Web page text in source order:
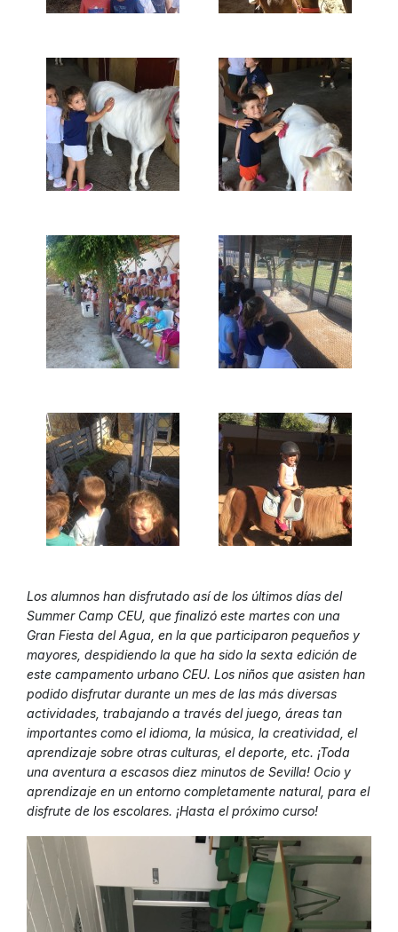
Los alumnos han disfrutado así de los últimos días del
Summer Camp CEU, que finalizó este martes con una
Gran Fiesta del Agua, en la que participaron pequeños y
mayores, despidiendo la que ha sido la sexta edición de
este campamento urbano CEU. Los niños que asisten han
podido disfrutar durante un mes de las más diversas
actividades, trabajando a través del juego, áreas tan
importantes como el idioma, la música, la creatividad, el
aprendizaje sobre otras culturas, el deporte, etc. ¡Toda
una aventura a escasos diez minutos de Sevilla! Ocio y
aprendizaje en un entorno completamente natural, para el
disfrute de los escolares. ¡Hasta el próximo curso!